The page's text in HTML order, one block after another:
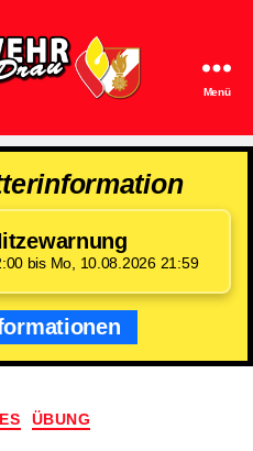
Spittal/Drau
Menü
bis Mo, 10.08.2026 21:59
Kategorien
ÜBUNG